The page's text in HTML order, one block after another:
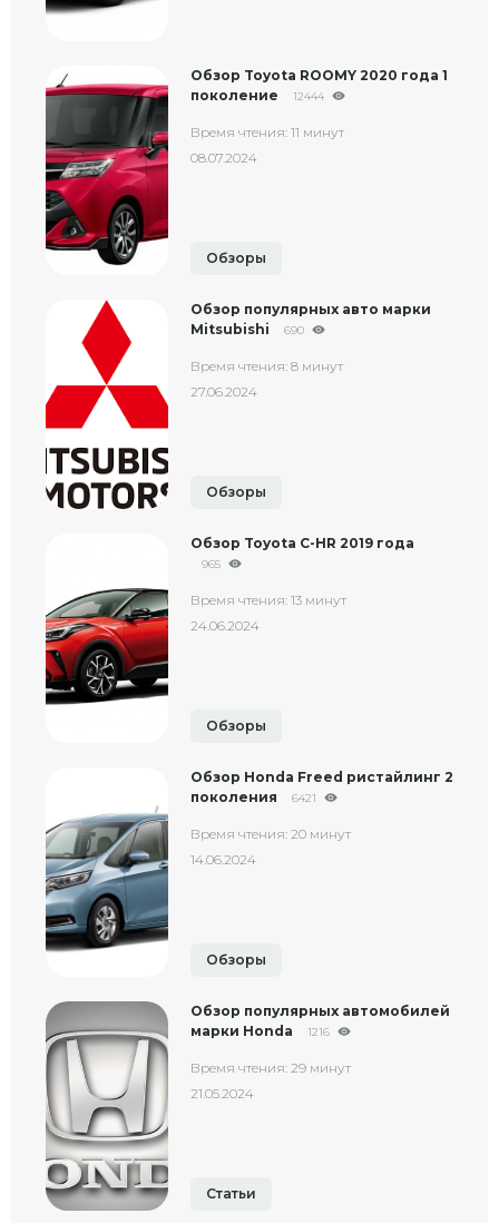
Обзор Toyota ROOMY 2020 года 1
поколение
12444
Время чтения: 11 минут
08.07.2024
Обзоры
Обзор популярных авто марки
Mitsubishi
690
Время чтения: 8 минут
27.06.2024
Обзоры
Обзор Toyota C-HR 2019 года
965
Время чтения: 13 минут
24.06.2024
Обзоры
Обзор Honda Freed ристайлинг 2
поколения
6421
Время чтения: 20 минут
14.06.2024
Обзоры
Обзор популярных автомобилей
марки Honda
1216
Время чтения: 29 минут
21.05.2024
Статьи